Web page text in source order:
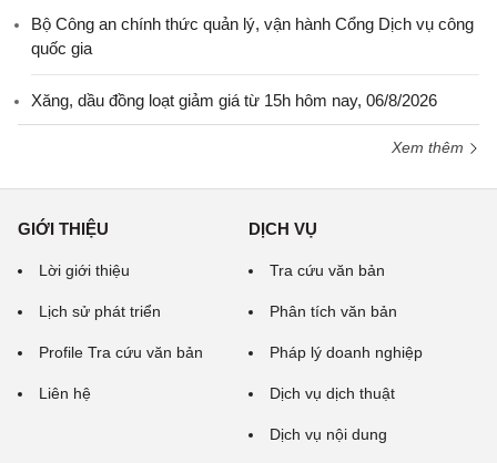
Bộ Công an chính thức quản lý, vận hành Cổng Dịch vụ công
quốc gia
Xăng, dầu đồng loạt giảm giá từ 15h hôm nay, 06/8/2026
Xem thêm
GIỚI THIỆU
Lời giới thiệu
Lịch sử phát triển
Profile Tra cứu văn bản
Liên hệ
DỊCH VỤ
Tra cứu văn bản
Phân tích văn bản
Pháp lý doanh nghiệp
Dịch vụ dịch thuật
Dịch vụ nội dung